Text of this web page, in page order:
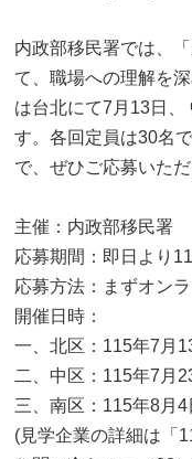
内政部移民署では、
て、職場への理解を
は台北にて7月13日
す。各回定員は30名
で、ぜひご応募いた
主催：内政部移民署
応募期間：即日より
応募方法：まずオン
開催日時：
一、北区：115年7月
二、中区：115年7月
三、南区：115年8月4
(見学企業の詳細は「